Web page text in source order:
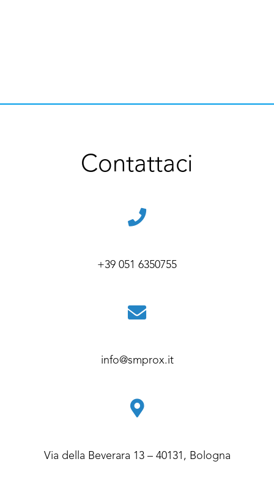
Contattaci
+39 051 6350755
info@smprox.it
Via della Beverara 13 – 40131, Bologna